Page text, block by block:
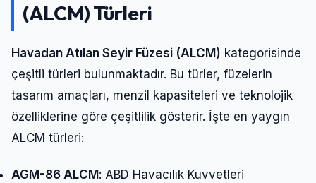
(ALCM) Türleri
Havadan Atılan Seyir Füzesi (ALCM) kategorisinde
çeşitli türleri bulunmaktadır. Bu türler, füzelerin
tasarım amaçları, menzil kapasiteleri ve teknolojik
özelliklerine göre çeşitlilik gösterir. İşte en yaygın
ALCM türleri:
AGM-86 ALCM : ABD Havacılık Kuvvetleri